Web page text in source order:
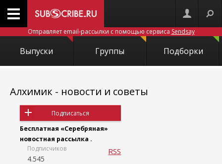
Отправляет email-рассылки с помощью сервиса Sendsay
Выпуски Группы Подборки
Алхимик - новости и советы
Подписаться
Бесплатная «Серебряная»
новостная рассылка .
Подписчиков
4.545
RSS